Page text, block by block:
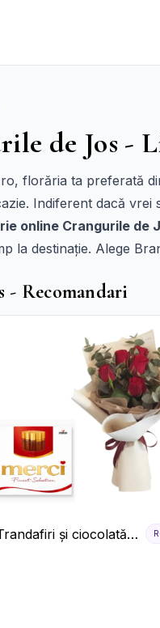
de Jos -
florăria ta preferată
Indiferent dacă vrei
online Crangurile de
la destinație. Alege
- Recomandari
și ciocolată